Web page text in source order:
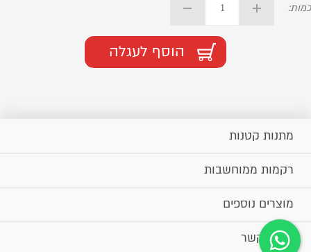
כמות:
הוסף לעגלה
מתנות קטנות
רקמות ממוחשבות
מוצרים נוספים
יצירת קשר